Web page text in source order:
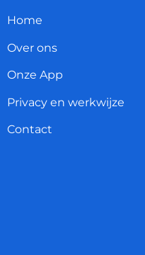
Home
Over ons
Onze App
Privacy en werkwijze
Contact